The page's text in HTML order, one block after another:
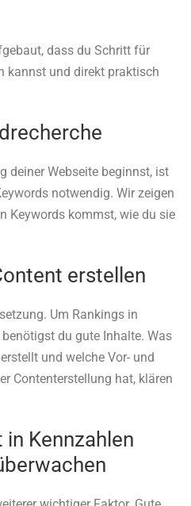
dass du Schritt für
kannst und direkt praktisch
deiner Webseite beginnst, ist
notwendig. Wir zeigen
Keywords kommst, wie du sie
erstellen
Um Rankings in
du gute Inhalte. Was
und welche Vor- und
Contenterstellung hat, klären
Kennzahlen